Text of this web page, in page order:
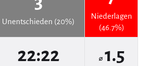
Unentschieden (20%)
Niederlagen
(46.7%)
22:22 ⌀ 1.5